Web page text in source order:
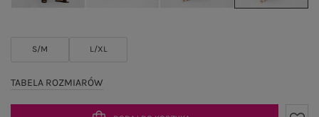
S/M L/XL
TABELA ROZMIARÓW